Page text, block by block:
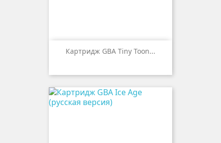
Картридж GBA Tiny Toon...